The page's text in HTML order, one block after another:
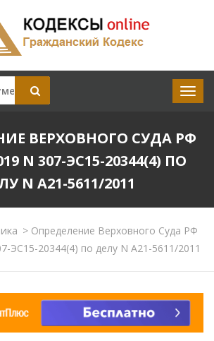
ВЕРХОВНОГО СУДА РФ
N 307-ЭС15-20344(4) ПО
N А21-5611/2011
>Определение Верховного Суда РФ
ЭС15-20344(4) по делу N А21-5611/2011